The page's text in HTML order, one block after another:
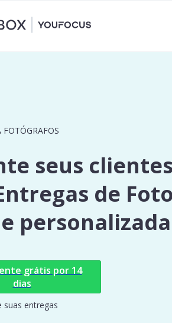
FOTÓGRAFOS
seus
de
grátis por 14
dias
suas entregas